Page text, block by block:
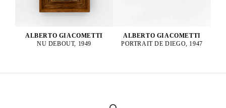
ALBERTO GIACOMETTI
NU DEBOUT, 1949
ALBERTO GIACOMETTI
PORTRAIT DE DIEGO, 1947